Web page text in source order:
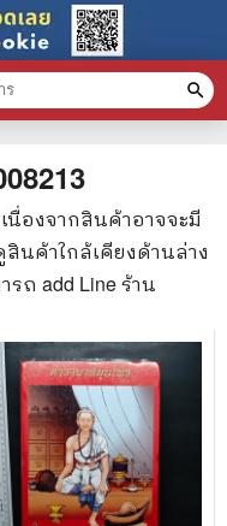
นื่องจากสินค้าอาจจะมี
นค้าใกล้เคียงด้านล่าง
ถ add Line ร้าน
search
ค้า